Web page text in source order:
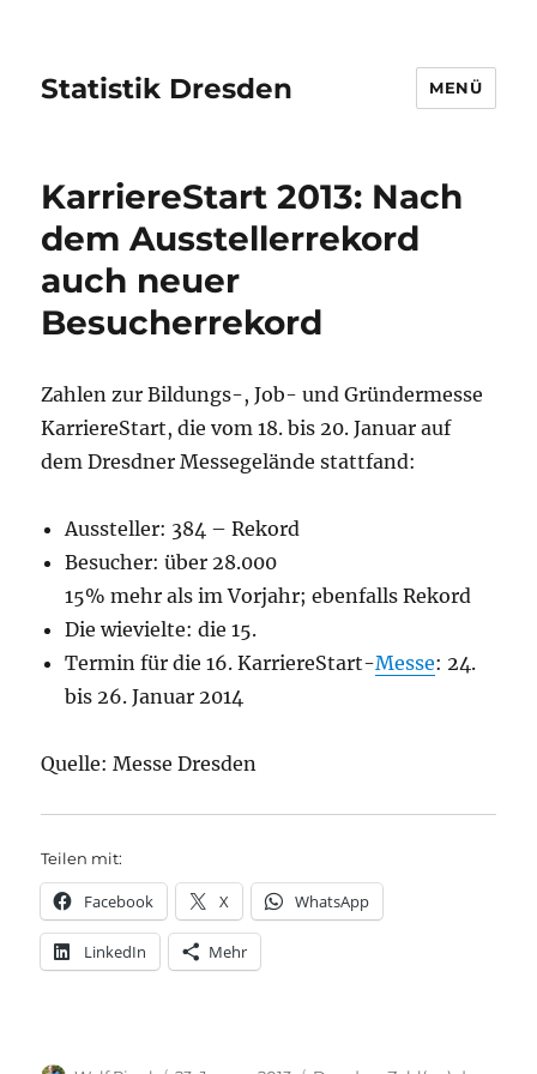
Statistik Dresden MENÜ
KarriereStart 2013: Nach
dem Ausstellerrekord
auch neuer
Besucherrekord
Zahlen zur Bildungs-, Job- und Gründermesse
KarriereStart, die vom 18. bis 20. Januar auf
dem Dresdner Messegelände stattfand:
Aussteller: 384 – Rekord
Besucher: über 28.000
15% mehr als im Vorjahr; ebenfalls Rekord
Die wievielte: die 15.
Termin für die 16. KarriereStart-Messe: 24.
bis 26. Januar 2014
Quelle: Messe Dresden
Teilen mit:
Facebook X WhatsApp
LinkedIn Mehr